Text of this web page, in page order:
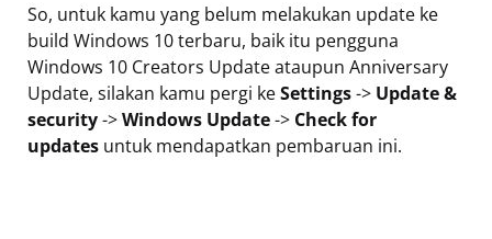
So, untuk kamu yang belum melakukan update ke
build Windows 10 terbaru, baik itu pengguna
Windows 10 Creators Update ataupun Anniversary
Update, silakan kamu pergi keSettings-> Update&
security->Windows Update-> Checkfor
updates untuk mendapatkan pembaruan ini.